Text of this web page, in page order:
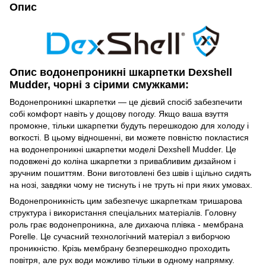
Опис
Опис водонепроникні шкарпетки Dexshell
Mudder, чорні з сірими смужками:
Водонепроникні шкарпетки — це дієвий спосіб забезпечити
собі комфорт навіть у дощову погоду. Якщо ваша взуття
промокне, тільки шкарпетки будуть перешкодою для холоду і
вогкості. В цьому відношенні, ви можете повністю покластися
на водонепроникні шкарпетки моделі Dexshell Mudder. Це
подовжені до коліна шкарпетки з привабливим дизайном і
зручним пошиттям. Вони виготовлені без швів і щільно сидять
на нозі, завдяки чому не тиснуть і не труть ні при яких умовах.
Водонепроникність цим забезпечує шкарпеткам тришарова
структура і використання спеціальних матеріалів. Головну
роль грає водонепроникна, але дихаюча плівка - мембрана
Porelle. Це сучасний технологічний матеріал з виборчою
проникністю. Крізь мембрану безперешкодно проходить
повітря, але рух води можливо тільки в одному напрямку.